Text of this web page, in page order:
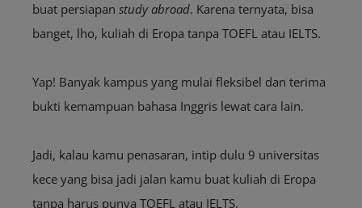
buat persiapan study abroad. Karena ternyata, bisa
banget, lho, kuliah di Eropa tanpa TOEFL atau IELTS.
Yap! Banyak kampus yang mulai fleksibel dan terima
bukti kemampuan bahasa Inggris lewat cara lain.
Jadi, kalau kamu penasaran, intip dulu 9 universitas
kece yang bisa jadi jalan kamu buat kuliah di Eropa
tanpa harus punya TOEFL atau IELTS.